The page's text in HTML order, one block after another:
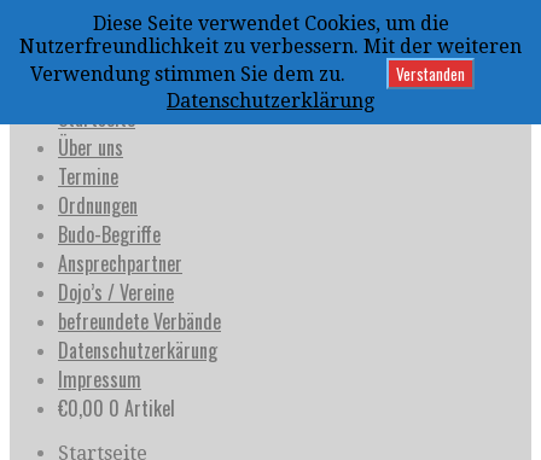
Inhalt
springen
uijja
Deutschland e.V.
Startseite
Über uns
Termine
Ordnungen
Budo-Begriffe
Ansprechpartner
Dojo’s / Vereine
befreundete Verbände
Datenschutzerkärung
Impressum
€0,00 0 Artikel
Startseite
Diese Seite verwendet Cookies, um die
Nutzerfreundlichkeit zu verbessern. Mit der weiteren
Verwendung stimmen Sie dem zu.
Verstanden
Datenschutzerklärung